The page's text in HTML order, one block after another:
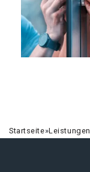
Startseite»Leistungen